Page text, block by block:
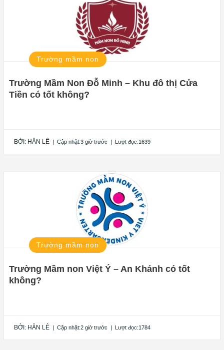
Trường mầm non
Trường Mầm Non Đỗ Minh – Khu đô thị Cửa
Tiền có tốt không?
BỞI: HÂN LÊ | Cập nhật:3 giờ trước | Lượt đọc:1639
Trường mầm non
Trường Mầm non Việt Ý – An Khánh có tốt
không?
BỞI: HÂN LÊ | Cập nhật:2 giờ trước | Lượt đọc:1784